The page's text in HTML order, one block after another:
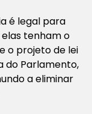
é legal para
elas tenham o
o projeto de lei
do Parlamento,
a eliminar